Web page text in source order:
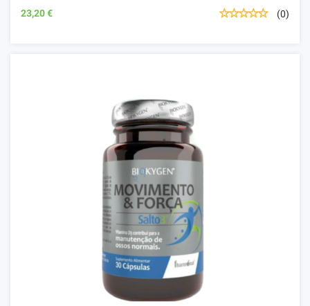
23,20 € (0)